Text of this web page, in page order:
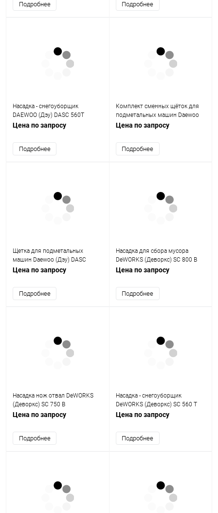
Подробнее Подробнее
Насадка - снегоуборщик
DAEWOO (Дэу) DASC 560T
Цена по запросу
Подробнее
Комплект сменных щёток для
подметальных машин Daewoo
(Дэу) DASC 100
Цена по запросу
Подробнее
Щетка для подметальных
машин Daewoo (Дэу) DASC
Brush 100
Цена по запросу
Подробнее
Насадка для сбора мусора
DeWORKS (Деворкс) SC 800 B
Цена по запросу
Подробнее
Насадка нож отвал DeWORKS
(Деворкс) SC 750 B
Цена по запросу
Подробнее
Насадка - снегоуборщик
DeWORKS (Деворкс) SC 560 T
Цена по запросу
Подробнее